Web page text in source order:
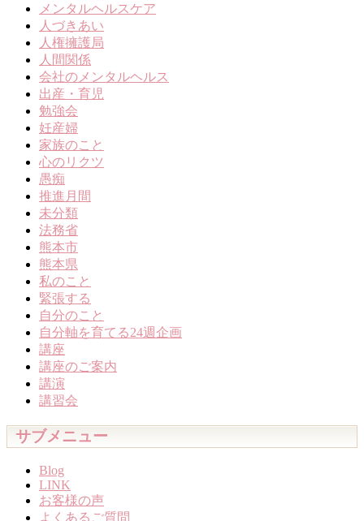
メンタルヘルスケア
人づきあい
人権擁護局
人間関係
会社のメンタルヘルス
出産・育児
勉強会
妊産婦
家族のこと
心のリクツ
愚痴
推進月間
未分類
法務省
熊本市
熊本県
私のこと
緊張する
自分のこと
自分軸を育てる24週企画
講座
講座のご案内
講演
講習会
サブメニュー
Blog
LINK
お客様の声
よくあるご質問